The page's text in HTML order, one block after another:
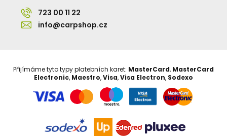
723 00 11 22
info@carpshop.cz
Přijímáme tyto typy platebních karet: MasterCard, MasterCard
Electronic, Maestro,Visa,Visa Electron, Sodexo